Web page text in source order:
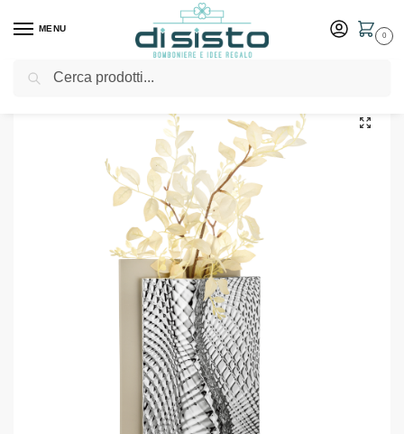
MENU
0
Home Shop Arredo casa